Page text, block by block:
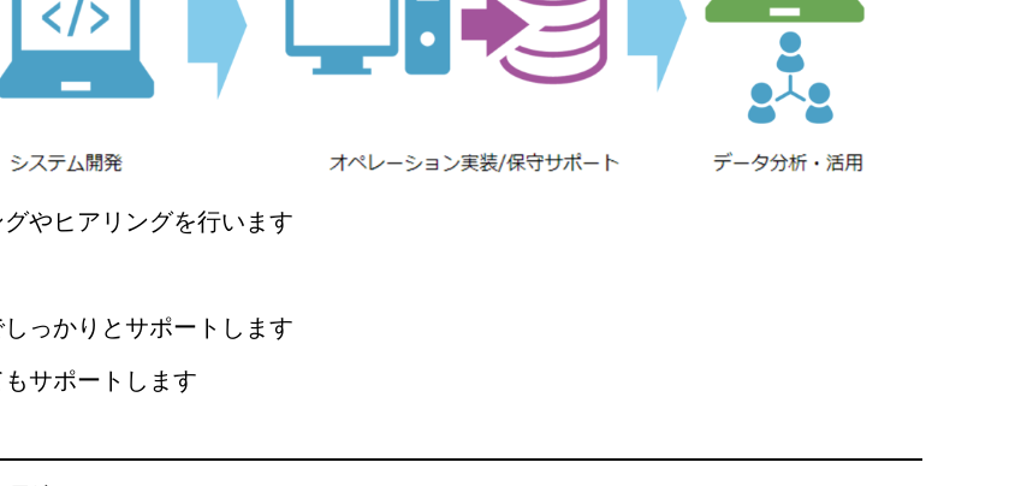
やヒアリングを行います
っかりとサポートします
サポートします